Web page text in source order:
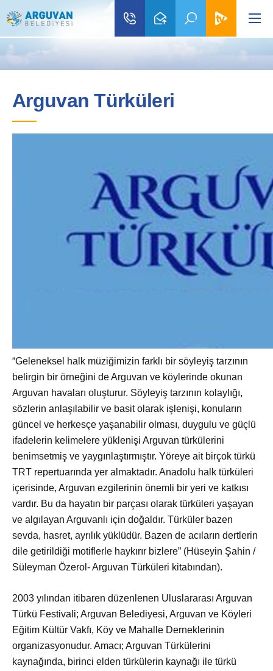
Arguvan Türküleri
“Geleneksel halk müziğimizin farklı bir söyleyiş tarzının
belirgin bir örneğini de Arguvan ve köylerinde okunan
Arguvan havaları oluşturur. Söyleyiş tarzının kolaylığı,
sözlerin anlaşılabilir ve basit olarak işlenişi, konuların
güncel ve herkesçe yaşanabilir olması, duygulu ve güçlü
ifadelerin kelimelere yüklenişi Arguvan türkülerini
benimsetmiş ve yaygınlaştırmıştır. Yöreye ait birçok türkü
TRT repertuarında yer almaktadır. Anadolu halk türküleri
içerisinde, Arguvan ezgilerinin önemli bir yeri ve katkısı
vardır. Bu da hayatın bir parçası olarak türküleri yaşayan
ve algılayan Arguvanlı için doğaldır. Türküler bazen
sevda, hasret, ayrılık yüklüdür. Bazen de acıların dertlerin
dile getirildiği motiflerle haykırır bizlere” (Hüseyin Şahin /
Süleyman Özerol- Arguvan Türküleri kitabından).
2003 yılından itibaren düzenlenen Uluslararası Arguvan
Türkü Festivali; Arguvan Belediyesi, Arguvan ve Köyleri
Eğitim Kültür Vakfı, Köy ve Mahalle Derneklerinin
organizasyonudur. Amacı; Arguvan Türkülerini
kaynağında, birinci elden türkülerin kaynağı ile türkü